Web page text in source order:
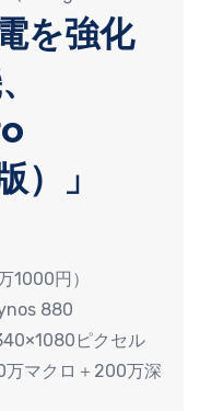
を強化
）」
1000円）
880
ピクセル
マクロ＋200万深